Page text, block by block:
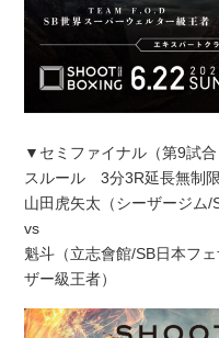
▼セミファイナル（第9試
スルール 3分3R延長無制
山田虎矢太（シーザージム/
vs
魁斗（立志會館/SB日本フ
ザー級王者）